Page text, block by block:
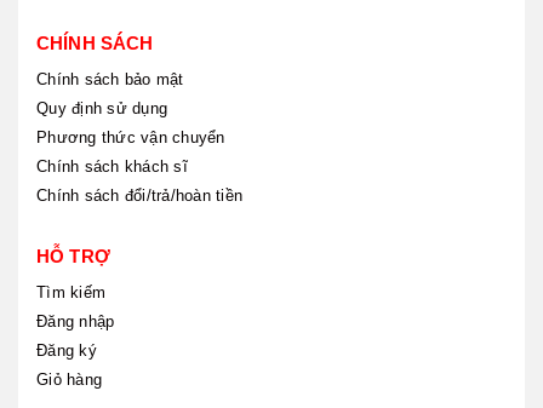
CHÍNH SÁCH
Chính sách bảo mật
Quy định sử dụng
Phương thức vận chuyển
Chính sách khách sĩ
Chính sách đổi/trả/hoàn tiền
HỖ TRỢ
Tìm kiếm
Đăng nhập
Đăng ký
Giỏ hàng